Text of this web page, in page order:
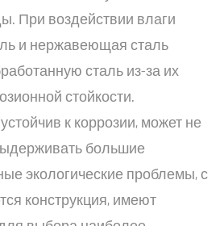
При воздействии влаги
и нержавеющая сталь
сталь из-за их
стойкости.
к коррозии, может не
большие
экологические проблемы, с
конструкция, имеют